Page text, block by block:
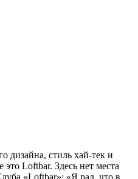
дизайна, стиль хай-тек и
Loftbar. Здесь нет места
«Loftbar»: «Я рад, что в